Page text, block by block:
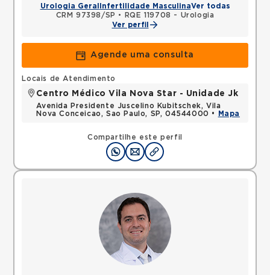
Urologia Geral Infertilidade MasculinaVer todas
CRM 97398/SP •
RQE 119708 - Urologia
Ver perfil
Agende uma consulta
Compartilhe este perfil
Locais de Atendimento
Centro Médico Vila Nova Star - Unidade Jk
Avenida Presidente Juscelino Kubitschek, Vila
Nova Conceicao, Sao Paulo, SP, 04544000 •
Mapa